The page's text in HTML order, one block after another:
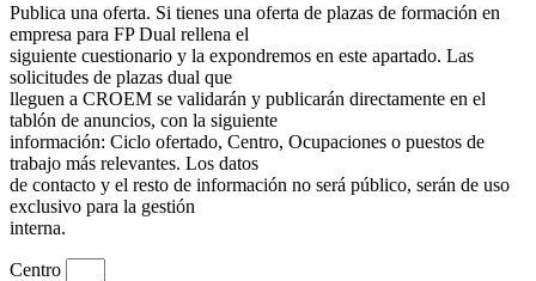
Publica una oferta. Si tienes una oferta de plazas de formación en
empresa para FP Dual rellena el
siguiente cuestionario y la expondremos en este apartado. Las
solicitudes de plazas dual que
lleguen a CROEM se validarán y publicarán directamente en el
tablón de anuncios, con la siguiente
información: Ciclo ofertado, Centro, Ocupaciones o puestos de
trabajo más relevantes. Los datos
de contacto y el resto de información no será público, serán de uso
exclusivo para la gestión
interna.
Centro